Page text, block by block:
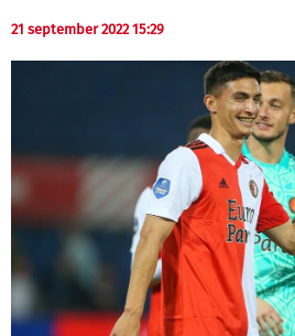
21 september 2022 15:29